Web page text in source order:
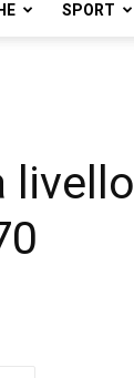
SPORT
livello